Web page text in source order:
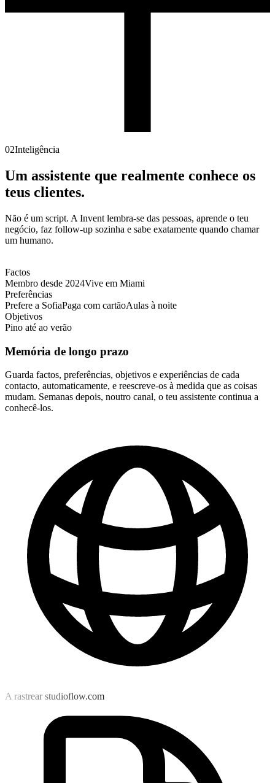
02Inteligência
Um assistente que realmente conhece os
teus clientes.
Não é um script. A Invent lembra-se das pessoas, aprende o teu
negócio, faz follow-up sozinha e sabe exatamente quando chamar
um humano.
Factos
Membro desde 2024Vive em Miami
Preferências
Prefere a SofiaPaga com cartãoAulas à noite
Objetivos
Pino até ao verão
Memória de longo prazo
Guarda factos, preferências, objetivos e experiências de cada
contacto, automaticamente, e reescreve-os à medida que as coisas
mudam. Semanas depois, noutro canal, o teu assistente continua a
conhecê-los.
A rastrear studioflow.com